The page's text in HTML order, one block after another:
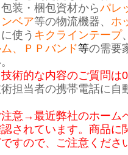
包装・梱包資材からパレ
ベア等の物流機器、 ホ
使う キクラインテープ
、ＰＰバンド等の需要
技術的な内容のご質問は
担当者の携帯電話に自
注意→最近弊社のホーム
されています。商品に
ですので、ご注意くださ